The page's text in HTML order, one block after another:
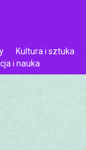
Kultura i sztuka
i nauka